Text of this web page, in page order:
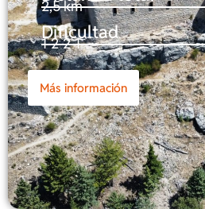
2,5 km
Dificultad
1-2-2-1
Más información